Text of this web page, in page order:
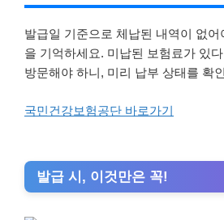
발급일 기준으로 체납된 내역이 없
을 기억하세요. 미납된 보험료가 있
방문해야 하니, 미리 납부 상태를 확
국민건강보험공단 바로가기
발급 시, 이것만은 꼭!